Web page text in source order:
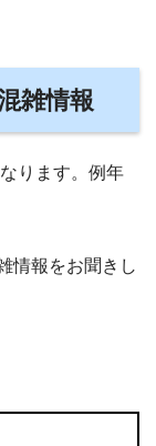
雑情報
ります。例年
情報をお聞きし